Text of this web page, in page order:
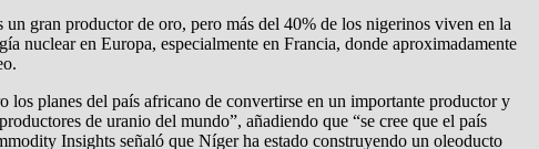
gran productor de oro, pero más del 40% de los nigerinos viven en la
nuclear en Europa, especialmente en Francia, donde aproximadamente
planes del país africano de convertirse en un importante productor y
de uranio del mundo”, añadiendo que “se cree que el país
Insights señaló que Níger ha estado construyendo un oleoducto